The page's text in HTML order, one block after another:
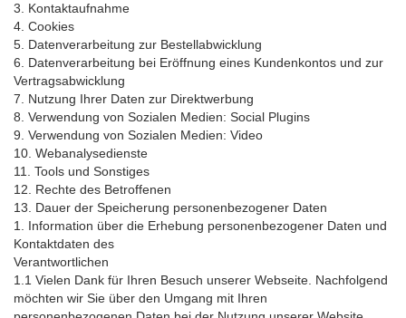
3. Kontaktaufnahme
4. Cookies
5. Datenverarbeitung zur Bestellabwicklung
6. Datenverarbeitung bei Eröffnung eines Kundenkontos und zur
Vertragsabwicklung
7. Nutzung Ihrer Daten zur Direktwerbung
8. Verwendung von Sozialen Medien: Social Plugins
9. Verwendung von Sozialen Medien: Video
10. Webanalysedienste
11. Tools und Sonstiges
12. Rechte des Betroffenen
13. Dauer der Speicherung personenbezogener Daten
1. Information über die Erhebung personenbezogener Daten und
Kontaktdaten des
Verantwortlichen
1.1 Vielen Dank für Ihren Besuch unserer Webseite. Nachfolgend
möchten wir Sie über den Umgang mit Ihren